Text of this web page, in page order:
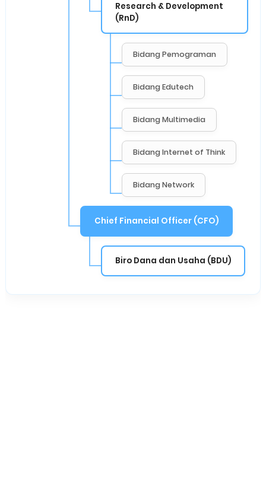
Research & Development
(RnD)
Bidang Pemograman
Bidang Edutech
Bidang Multimedia
Bidang Internet of Think
Bidang Network
Chief Financial Officer (CFO)
Biro Dana dan Usaha (BDU)